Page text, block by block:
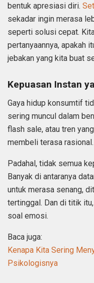
bentuk apresiasi diri.
sekadar ingin merasa
seperti solusi cepat.
pertanyaannya, apakah
jebakan yang kita buat
Kepuasan Instan
Gaya hidup konsumtif
sering muncul dalam
flash sale, atau tren
membeli terasa rasional.
Padahal, tidak semua
Banyak di antaranya
untuk merasa senang,
tertinggal. Dan di titik
soal emosi.
Baca juga:
Kenapa Kita Sering
Psikologisnya